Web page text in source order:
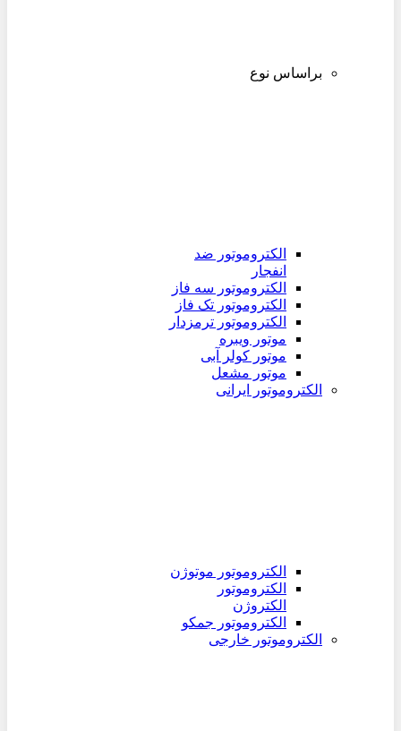
براساس نوع
الکتروموتور ضد
انفجار
الکتروموتور سه فاز
الکتروموتور تک فاز
الکتروموتور ترمزدار
موتور ویبره
موتور کولر آبی
موتور مشعل
الکتروموتور ایرانی
الکتروموتور موتوژن
الکتروموتور
الکتروژن
الکتروموتور جمکو
الکتروموتور خارجی